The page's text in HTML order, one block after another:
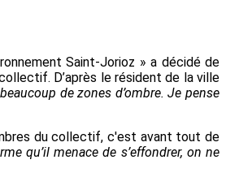
Saint-Jorioz » a décidé de
D’après le résident de la ville
de zones d’ombre. Je pense
du collectif, c'est avant tout de
qu’il menace de s’effondrer, on ne